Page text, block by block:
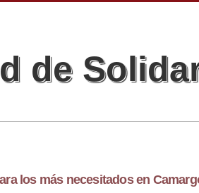
de
los más necesitados en